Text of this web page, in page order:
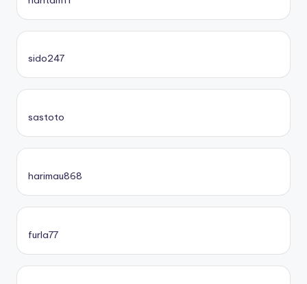
sido247
sastoto
harimau868
furla77